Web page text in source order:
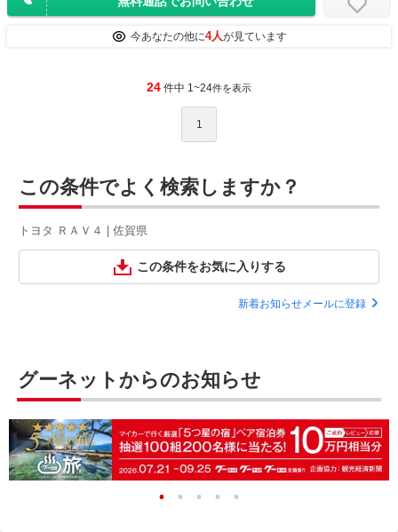
今あなたの他に4人が見ています
24 件中 1~24件を表示
1
この条件でよく検索しますか？
トヨタ ＲＡＶ４ | 佐賀県
この条件をお気に入りする
新着お知らせメールに登録
グーネットからのお知らせ